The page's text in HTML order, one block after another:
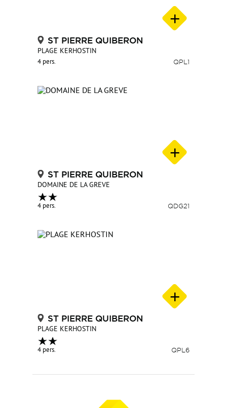
ST PIERRE QUIBERON
PLAGE KERHOSTIN
4 pers. QPL1
ST PIERRE QUIBERON
DOMAINE DE LA GREVE
4 pers. QDG21
ST PIERRE QUIBERON
PLAGE KERHOSTIN
4 pers. QPL6